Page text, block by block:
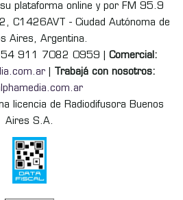
plataforma online y por FM 95.9
C1426AVT - Ciudad Autónoma de
Aires, Argentina.
911 7082 0959 | Comercial:
Trabajá con nosotros:
licencia de Radiodifusora Buenos
Aires S.A.